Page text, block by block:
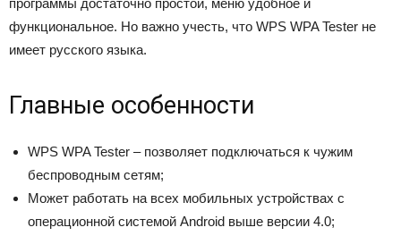
программы достаточно простой, меню удобное и
функциональное. Но важно учесть, что WPS WPA Tester не
имеет русского языка.
Главные особенности
WPS WPA Tester – позволяет подключаться к чужим
беспроводным сетям;
Может работать на всех мобильных устройствах с
операционной системой Android выше версии 4.0;